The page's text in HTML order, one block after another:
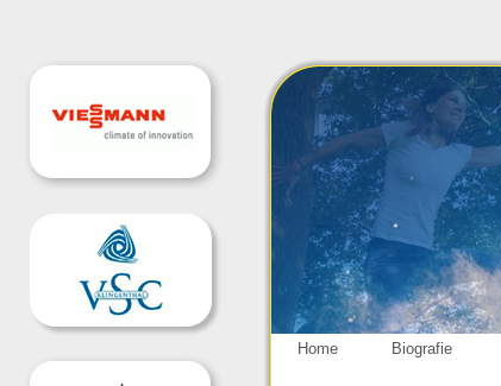
Home Biografie